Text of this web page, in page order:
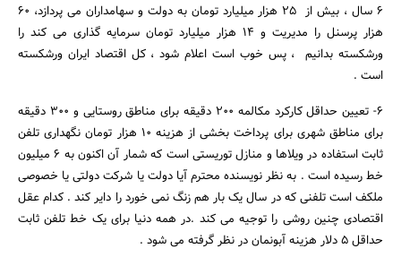
6 سال ، بیش از 25 هزار میلیارد تومان به دولت و سهامداران می پردازد، 60
هزار پرسنل را مدیریت و 14 هزار میلیارد تومان سرمایه گذاری می کند را
ورشکسته بدانیم ، پس خوب است اعلام شود ، کل اقتصاد ایران ورشکسته
است .
6- تعیین حداقل کارکرد مکالمه 200 دقیقه برای مناطق روستایی و 300 دقیقه
برای مناطق شهری برای پرداخت بخشی از هزینه 10 هزار تومان نگهداری تلفن
ثابت استفاده در ویلاها و منازل توریستی است که شمار آن اکنون به 6 میلیون
خط رسیده است . به نظر نویسنده محترم آیا دولت یا شرکت دولتی یا خصوصی
ملکف است تلفنی که در سال یک بار هم زنگ نمی خورد را دایر کند . کدام عقل
اقتصادی چنین روشی را توجیه می کند .در همه دنیا برای یک خط تلفن ثابت
حداقل 5 دلار هزینه آبونمان در نظر گرفته می شود .